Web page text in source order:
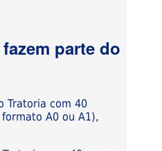
parte do
Tratoria com 40
A0 ou A1),